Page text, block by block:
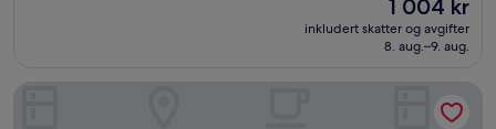
er
1 004 kr
1 004 kr
inkludert skatter og avgifter
8. aug.–9. aug.